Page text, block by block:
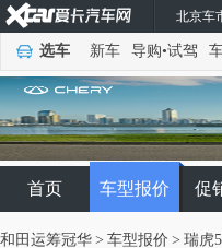
北京车
选车 新车 导购•试驾
首页 车型报价 促
和田运筹冠华 > 车型报价 > 瑞虎